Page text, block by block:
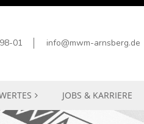
01 info@mwm-arnsberg.de
JOBS & KARRIERE